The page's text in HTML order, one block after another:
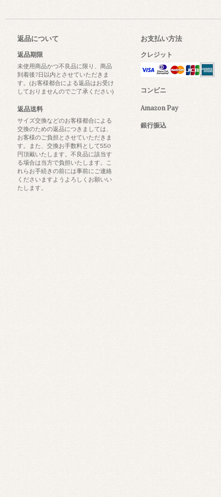
返品について
返品期限
未使用商品かつ不良品に限り、商品
到着後7日以内とさせていただきま
す。(お客様都合による返品はお受け
しておりませんのでご了承ください)
返品送料
サイズ交換などのお客様都合による
交換のための返品につきましては、
お客様のご負担とさせていただきま
す。また、交換お手数料として550
円頂戴いたします。不良品に該当す
る場合は当方で負担いたします。こ
れらお手続きの前には事前にご連絡
くださいますようよろしくお願いい
たします。
お支払い方法
クレジット
コンビニ
Amazon Pay
銀行振込